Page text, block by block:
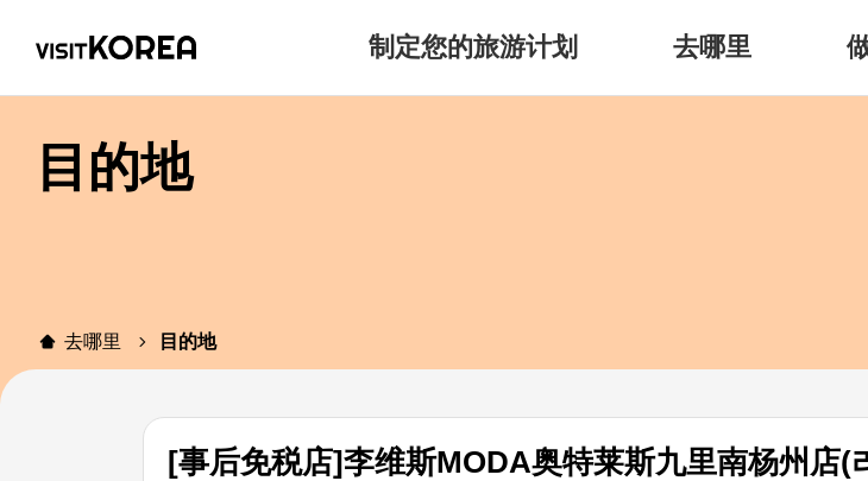
制定您的旅游计划 去哪里
目的地
去哪里 目的地
[事后免税店]李维斯MODA奥特莱斯九里南杨州店(